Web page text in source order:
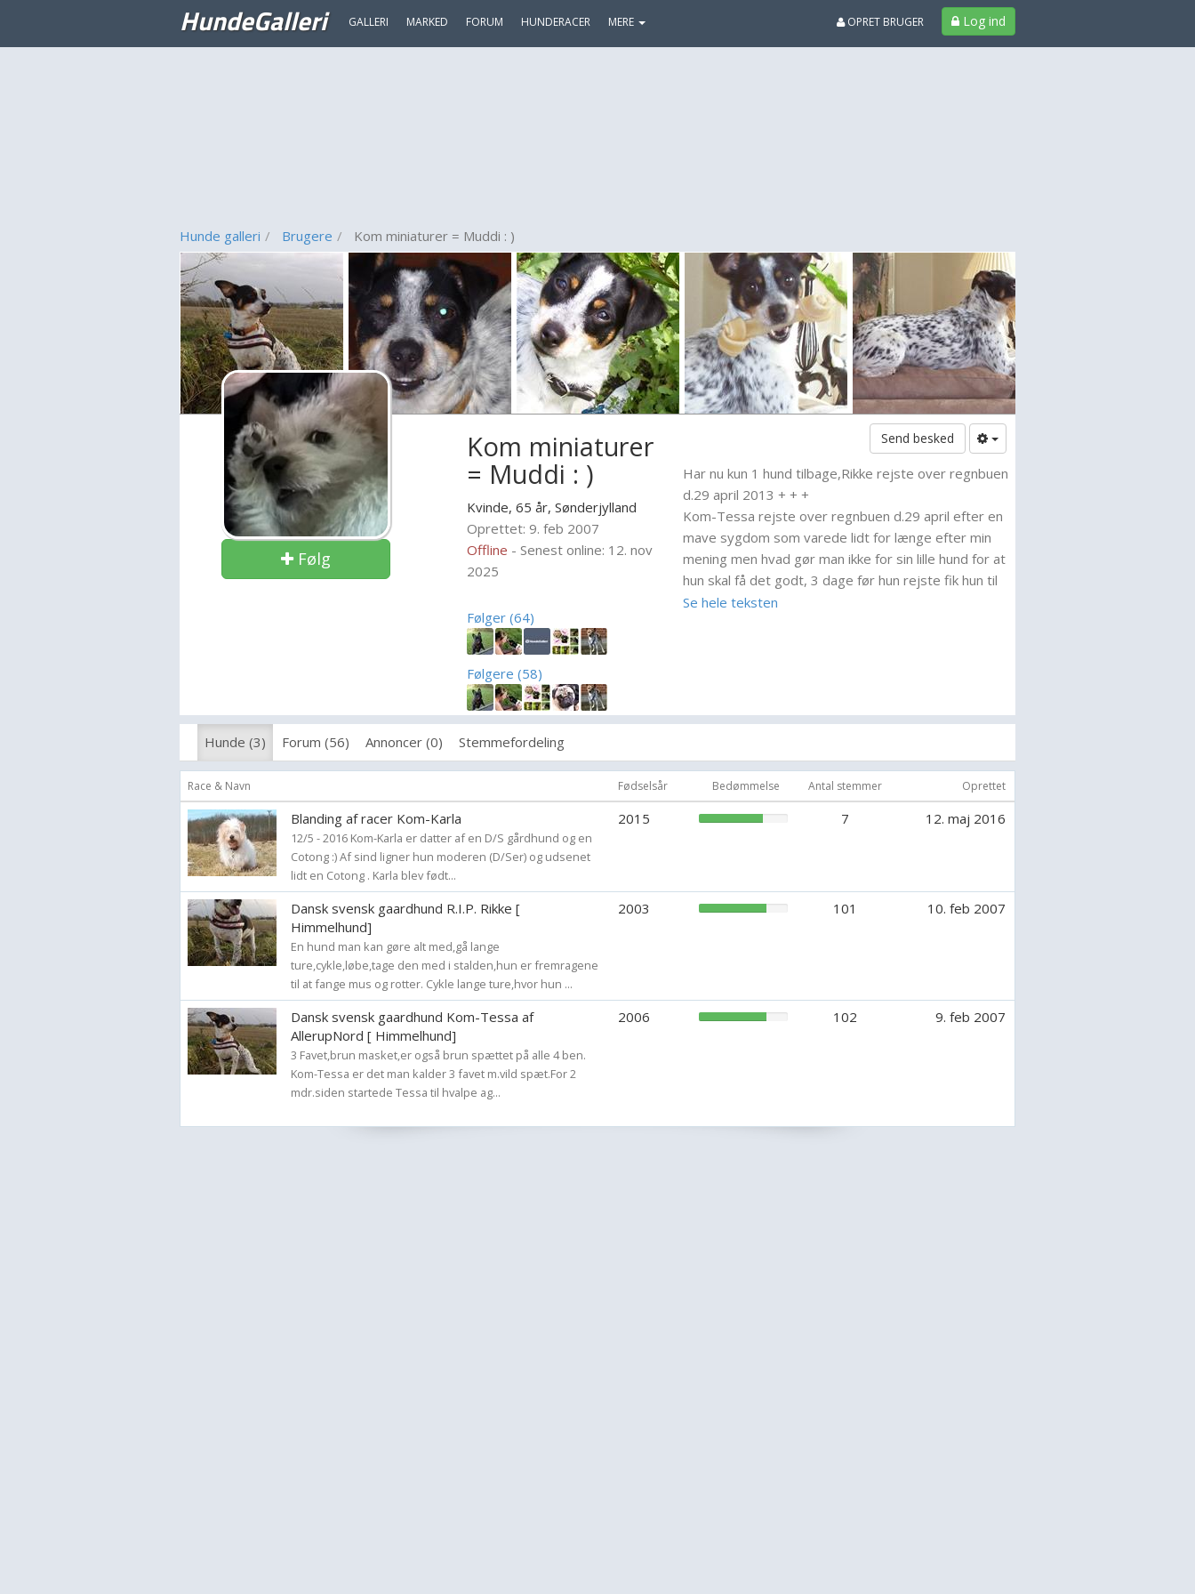
HundeGalleri GALLERI MARKED FORUM HUNDERACER MERE Log ind
OPRET BRUGER
Hunde galleri Brugere Kom miniaturer = Muddi : )
Følg
Kom miniaturer
= Muddi : )
Kvinde, 65 år,Sønderjylland
Oprettet: 9. feb 2007
Offline - Senest online: 12. nov
2025
Følger (64)
Følgere (58)
Send besked
Har nu kun 1 hund tilbage,Rikke rejste over regnbuen
d.29 april 2013 + + +
Kom-Tessa rejste over regnbuen d.29 april efter en
mave sygdom som varede lidt for længe efter min
mening men hvad gør man ikke for sin lille hund for at
hun skal få det godt, 3 dage før hun rejste fik hun til
lige med en lille hjerneblødning :( .
overhoved ikke en D/S gårdhund , hun gør jo men
Se hele teksten
Hunde (3) Forum (56) Annoncer (0) Stemmefordeling
Race & Navn Fødselsår Bedømmelse Antal stemmer Oprettet
Blanding af racer Kom-Karla
12/5 - 2016 Kom-Karla er datter af en D/S gårdhund og en
Cotong :) Af sind ligner hun moderen (D/Ser) og udsenet
lidt en Cotong . Karla blev født...
2015 7 12. maj 2016
Dansk svensk gaardhund R.I.P. Rikke [
Himmelhund]
En hund man kan gøre alt med,gå lange
ture,cykle,løbe,tage den med i stalden,hun er fremragene
til at fange mus og rotter. Cykle lange ture,hvor hun ...
2003 101 10. feb 2007
Dansk svensk gaardhund Kom-Tessa af
AllerupNord [ Himmelhund]
3 Favet,brun masket,er også brun spættet på alle 4 ben.
Kom-Tessa er det man kalder 3 favet m.vild spæt.For 2
mdr.siden startede Tessa til hvalpe ag...
2006 102 9. feb 2007